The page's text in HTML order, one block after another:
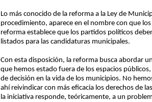
Lo más conocido de la reforma a la Ley de
procedimiento, aparece en el nombre con que
reforma establece que los partidos políticos
listados para las candidaturas municipales.
Con esta disposición, la reforma busca abordar
que hemos estado fuera de los espacios
de decisión en la vida de los municipios. No
ahí reivindicar con más eficacia los derechos de
la iniciativa responde, teóricamente, a un